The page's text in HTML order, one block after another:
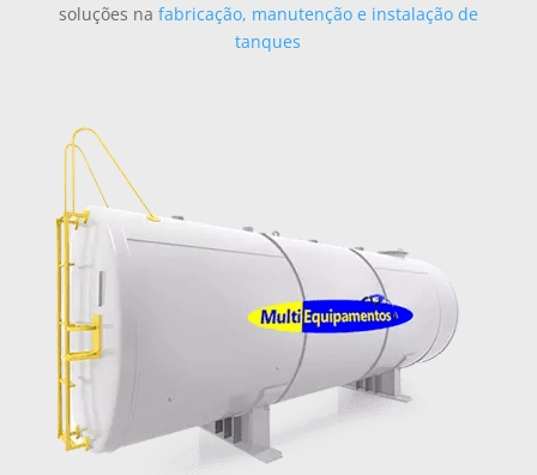
soluções na fabricação, manutenção e instalação de
tanques